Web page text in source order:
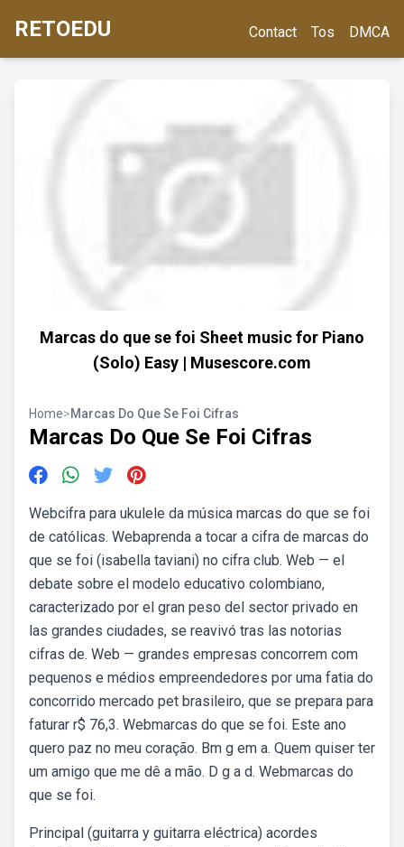
RETOEDU Contact Tos DMCA
Marcas do que se foi Sheet music for Piano
(Solo) Easy | Musescore.com
Home>Marcas Do Que Se Foi Cifras
Marcas Do Que Se Foi Cifras
Webcifra para ukulele da música marcas do que se foi
de católicas. Webaprenda a tocar a cifra de marcas do
que se foi (isabella taviani) no cifra club. Web — el
debate sobre el modelo educativo colombiano,
caracterizado por el gran peso del sector privado en
las grandes ciudades, se reavivó tras las notorias
cifras de. Web — grandes empresas concorrem com
pequenos e médios empreendedores por uma fatia do
concorrido mercado pet brasileiro, que se prepara para
faturar r$ 76,3. Webmarcas do que se foi. Este ano
quero paz no meu coração. Bm g em a. Quem quiser ter
um amigo que me dê a mão. D g a d. Webmarcas do
que se foi.
Principal (guitarra y guitarra eléctrica) acordes